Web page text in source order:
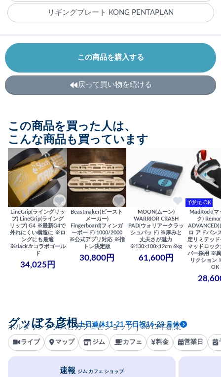
リギングプレート KONG PENTAPLAN
この商品を購入する
戻って買い物を続ける
この商品を買った人は、
こんな商品も買っています
LineGrip(ライングリッ
プ) LineGrip(ライング
リップ) G4 ※最新G4で
外れにくい構造に ※ロ
ングにも最適
※slack.frコラボゴール
ド
34,025円
Beastmaker(ビースト
メーカー)
Fingerboard(フィンガ
ーボード) 1000/2000
※公式アプリ対応 ※指
トレ決定版
30,800円
MOON(ムーン)
WARRIOR CRASH
PAD(ウォリアークラッ
シュパッド) ※厚みと
丈夫さが魅力
※130×100×12cm 6kg
61,600円
予約もOK
MadRock(マ
ク)
ADVANCED(
ロ アドバン
定リミテッ
マッドロック
バー採用 ※
リクション
OK
ボルダリングジムとカフェとショップ｜2013年創業
グッぼる彦根土日連休11-21 平日祝16-23 月休
ライブ マップ ジム カフェ 料金 営業日
速報 ジム カフェ ショップ